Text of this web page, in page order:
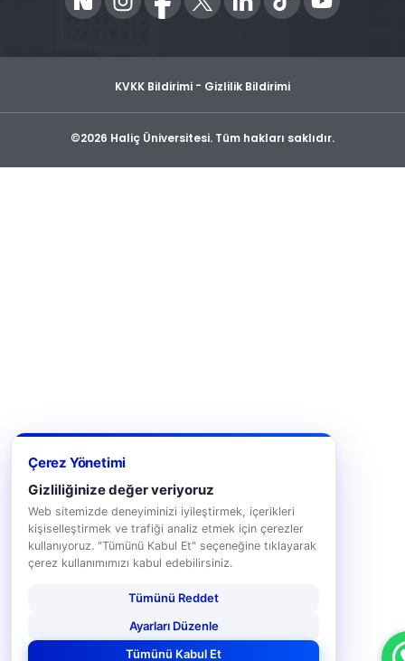
KVKK Bildirimi - Gizlilik Bildirimi
©2026 Haliç Üniversitesi. Tüm hakları saklıdır.
Çerez Yönetimi
Gizliliğinize değer veriyoruz
Web sitemizde deneyiminizi iyileştirmek, içerikleri
kişiselleştirmek ve trafiği analiz etmek için çerezler
kullanıyoruz. "Tümünü Kabul Et" seçeneğine tıklayarak
çerez kullanımımızı kabul edebilirsiniz.
Tümünü Reddet
Ayarları Düzenle
Tümünü Kabul Et